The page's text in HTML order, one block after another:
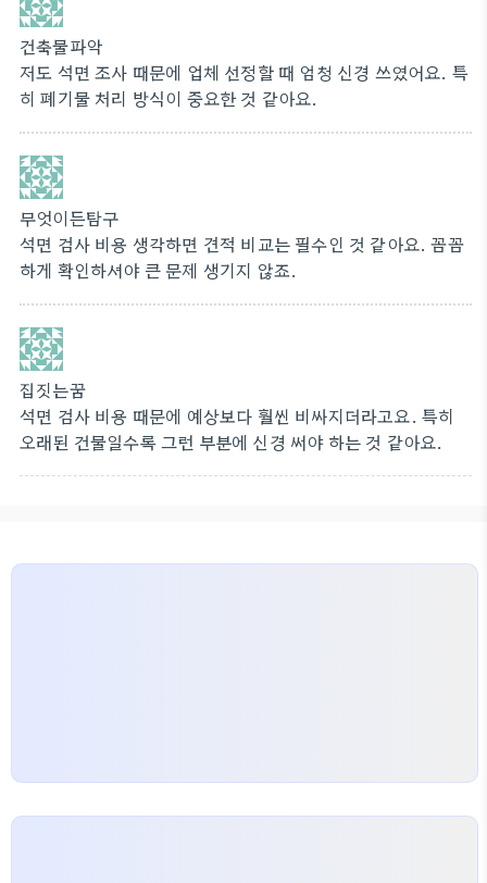
건축물파악
저도 석면 조사 때문에 업체 선정할 때 엄청 신경 쓰였어요. 특
히 폐기물 처리 방식이 중요한 것 같아요.
무엇이든탐구
석면 검사 비용 생각하면 견적 비교는 필수인 것 같아요. 꼼꼼
하게 확인하셔야 큰 문제 생기지 않죠.
집짓는꿈
석면 검사 비용 때문에 예상보다 훨씬 비싸지더라고요. 특히
오래된 건물일수록 그런 부분에 신경 써야 하는 것 같아요.